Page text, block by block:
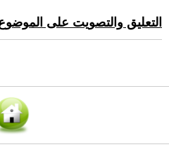
التعليق والتصويت على